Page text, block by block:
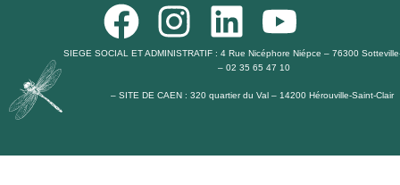
F
a
c
b
I
n
s
a
L
i
n
e
Y
o
u
u
SIEGE SOCIAL ET ADMINISTRATIF : 4 Rue Nicéphore Niépce – 76300
– 02 35 65 47 10
– SITE DE CAEN : 320 quartier du Val – 14200 Hérouville-Saint-Clair